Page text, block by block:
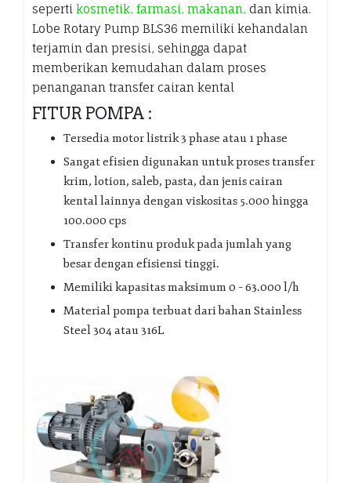
seperti kosmetik, farmasi, makanan, dan kimia.
Lobe Rotary Pump BLS36 memiliki kehandalan
terjamin dan presisi, sehingga dapat
memberikan kemudahan dalam proses
penanganan transfer cairan kental
FITUR POMPA :
Tersedia motor listrik 3 phase atau 1 phase
Sangat efisien digunakan untuk proses transfer
krim, lotion, saleb, pasta, dan jenis cairan
kental lainnya dengan viskositas 5.000 hingga
100.000 cps
Transfer kontinu produk pada jumlah yang
besar dengan efisiensi tinggi.
Memiliki kapasitas maksimum 0 – 63.000 l/h
Material pompa terbuat dari bahan Stainless
Steel 304 atau 316L